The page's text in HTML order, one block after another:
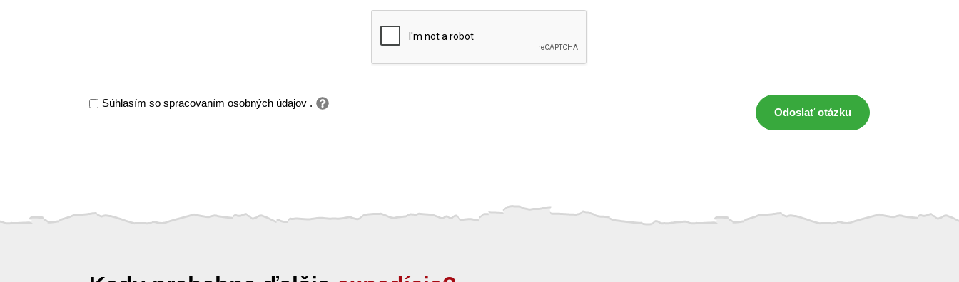
Súhlasím so spracovaním osobných údajov .
Odoslať otázku